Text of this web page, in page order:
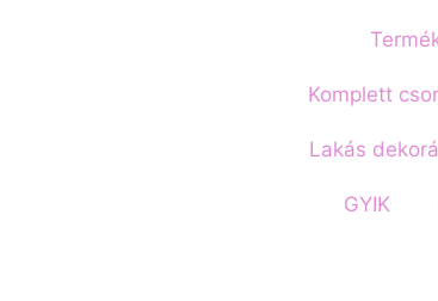
Komplett
Lakás
GYIK